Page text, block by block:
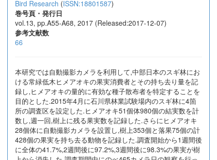
Bird Research (ISSN:18801587)
巻号頁・発行日
vol.13, pp.A55-A68, 2017 (Released:2017-12-07)
参考文献数
66
本研究では自動撮影カメラを利用して,中部日本のスギ林にお
ける常緑低木ヒメアオキの果実消費者とその持ち去り量を記
録し,ヒメアオキの量的に有効な種子散布者を特定することを
目的とした.2015年4月に石川県林業試験場内のスギ林に4箇
所の調査区を設定した.ヒメアオキ51個体980個の結実数を計
数し,週一回,樹上に残る果実数を記録した.さらにヒメアオキ
28個体に自動撮影カメラを設置し,樹上353個と落果75個の計
428個の果実を持ち去る動物を記録した.調査開始から1週間後
に全体の41.7%,2週間後に97.2%,3週間後に98.3%の果実が樹